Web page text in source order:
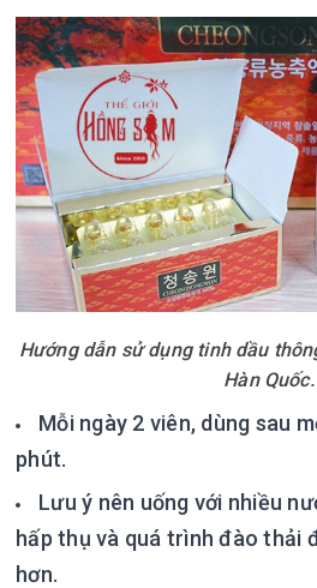
Hướng dẫn sử dụng tinh dầu
Hàn Quốc.
Mỗi ngày 2 viên, dùng sau
phút.
Lưu ý nên uống với nhiều
hấp thụ và quá trình đào thải
hơn.